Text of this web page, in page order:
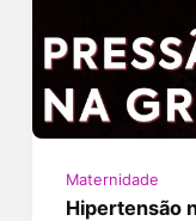
Maternidade
Hipertensão